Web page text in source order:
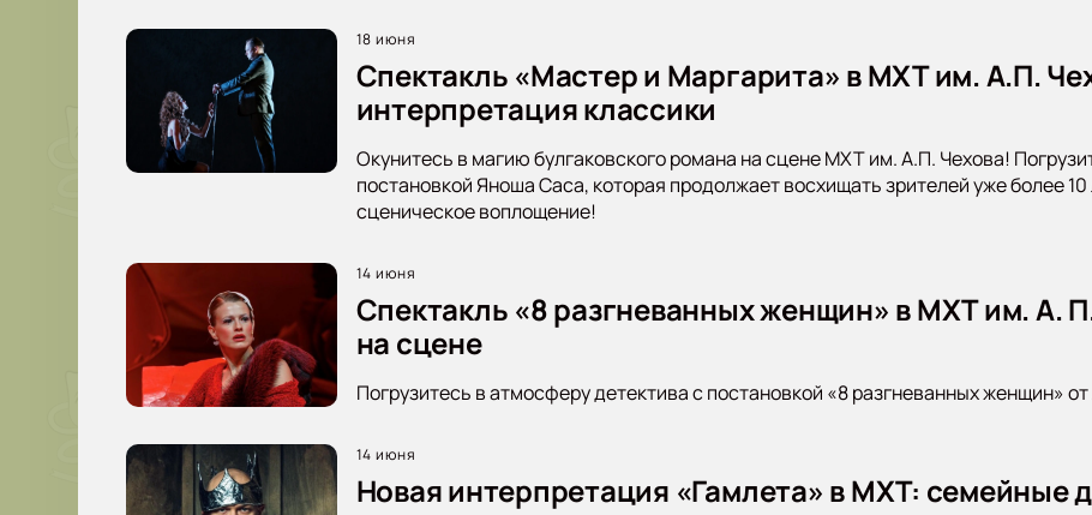
18 июня
Спектакль «Мастер и Маргарита» в МХТ им. А.П.
интерпретация классики
Окунитесь в магию булгаковского романа на сцене МХТ им. А.П. Чехова!
постановкой Яноша Саса, которая продолжает восхищать зрителей уже более
сценическое воплощение!
14 июня
Спектакль «8 разгневанных женщин» в МХТ им. А.
на сцене
Погрузитесь в атмосферу детектива с постановкой «8 разгневанных женщин»
14 июня
Новая интерпретация «Гамлета» в МХТ: семейные